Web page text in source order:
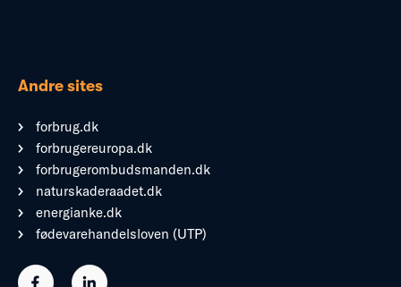
Andre sites
forbrug.dk
forbrugereuropa.dk
forbrugerombudsmanden.dk
naturskaderaadet.dk
energianke.dk
fødevarehandelsloven (UTP)